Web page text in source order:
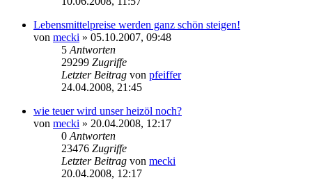
Lebensmittelpreise werden ganz schön steigen!
von mecki » 05.10.2007, 09:48
5 Antworten
29299 Zugriffe
Letzter Beitrag von pfeiffer
24.04.2008, 21:45
wie teuer wird unser heizöl noch?
von mecki » 20.04.2008, 12:17
0 Antworten
23476 Zugriffe
Letzter Beitrag von mecki
20.04.2008, 12:17